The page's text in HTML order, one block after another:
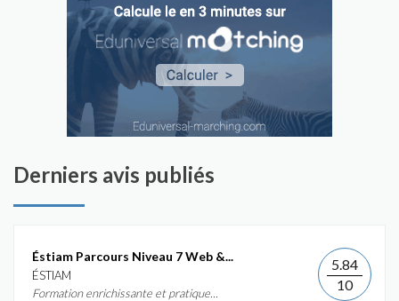
Derniers avis publiés
Éstiam Parcours Niveau 7 Web &...
ÉSTIAM
Formation enrichissante et pratique...
5.84
10